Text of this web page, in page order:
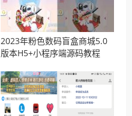
2023年粉色数码盲盒商城5.0
版本H5+小程序端源码教程